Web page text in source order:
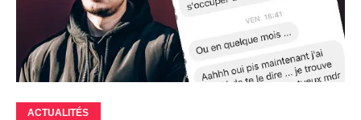
ACTUALITÉS